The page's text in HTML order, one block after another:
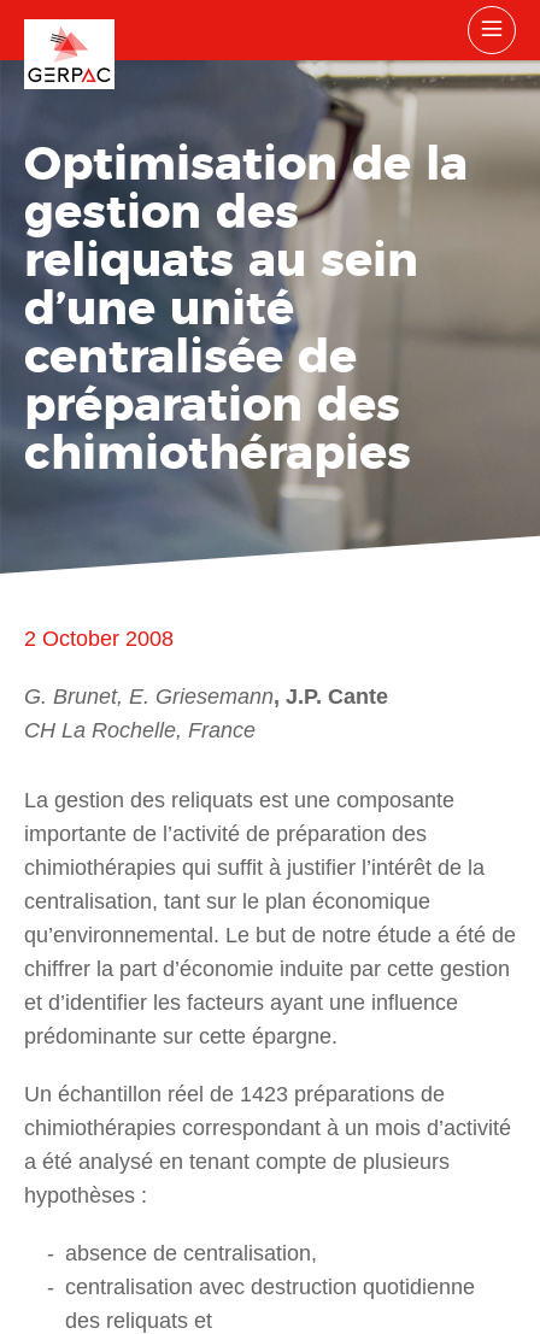
Optimisation de la
gestion des
reliquats au sein
d’une unité
centralisée de
préparation des
chimiothérapies
2 October 2008
G. Brunet, E. Griesemann, J.P. Cante
CH La Rochelle, France
La gestion des reliquats est une composante
importante de l’activité de préparation des
chimiothérapies qui suffit à justifier l’intérêt de la
centralisation, tant sur le plan économique
qu’environnemental. Le but de notre étude a été de
chiffrer la part d’économie induite par cette gestion
et d’identifier les facteurs ayant une influence
prédominante sur cette épargne.
Un échantillon réel de 1423 préparations de
chimiothérapies correspondant à un mois d’activité
a été analysé en tenant compte de plusieurs
hypothèses :
absence de centralisation,
centralisation avec destruction quotidienne
des reliquats et